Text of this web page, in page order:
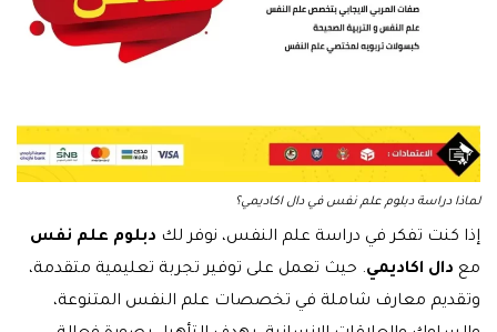
لماذا دراسة دبلوم علم نفس في دال اكاديمي؟
إذا كنت تفكر في دراسة علم النفس، نوفر لك دبلوم علم نفس
مع دال اكاديمي. حيث تعمل على توفير تجربة تعليمية متقدمة،
وتقديم معارف شاملة في تخصصات علم النفس المتنوعة،